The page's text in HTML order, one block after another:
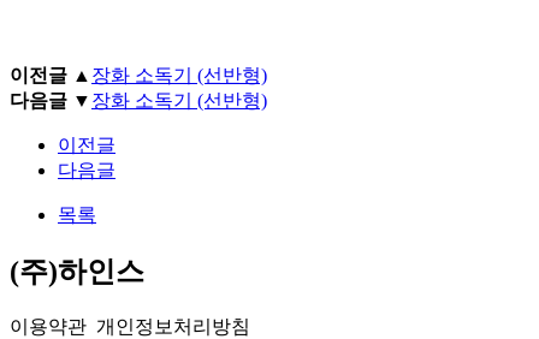
이전글 ▲ 장화 소독기 (선반형)
다음글 ▼ 장화 소독기 (선반형)
이전글
다음글
목록
(주)하인스
이용약관 개인정보처리방침